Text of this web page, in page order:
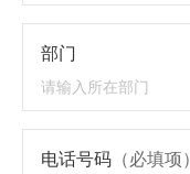
部门
电话号码 （必填项）